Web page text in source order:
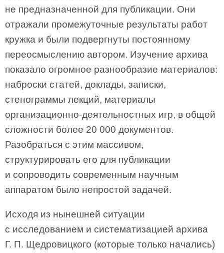
не предназначенной для публикации. Они
отражали промежуточные результаты работ
кружка и были подвергнуты постоянному
переосмыслению автором. Изучение архива
показало огромное разнообразие материалов:
наброски статей, доклады, записки,
стенограммы лекций, материалы
организационно-деятельностных игр, в общей
сложности более 20 000 документов.
Разобраться с этим массивом,
структурировать его для публикации
и сопроводить современным научным
аппаратом было непростой задачей.
Исходя из нынешней ситуации
с исследованием и систематизацией архива
Г. П. Щедровицкого (которые только начались)